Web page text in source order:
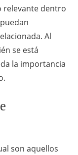
relevante dentro
Al
se está
la importancia
son aquellos